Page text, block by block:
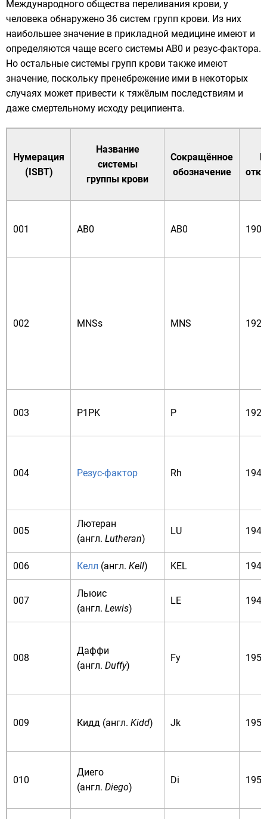
Международного общества переливания крови, у
человека обнаружено 36 систем групп крови. Из них
наибольшее значение в прикладной медицине имеют и
определяются чаще всего системы AB0 и резус-фактора.
Но остальные системы групп крови также имеют
значение, поскольку пренебрежение ими в некоторых
случаях может привести к тяжёлым последствиям и
даже смертельному исходу реципиента.
Нумерация
(ISBT)
Название
системы
группы крови
Сокращённое
обозначение
001 AB0 AB0 1900
002 MNSs MNS 1927
003 P1PK P 1927
004 Резус-фактор Rh 1940
005
Лютеран
(англ. Lutheran)
LU 1946
006 Келл (англ. Kell) KEL 1946
007
Льюис
(англ. Lewis)
LE 1946
008
Даффи
(англ. Duffy)
Fy 1950
009 Кидд (англ. Kidd) Jk 1951
010
Диего
(англ. Diego)
Di 1955